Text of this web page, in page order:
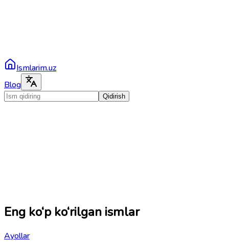
Ismlarim.uz
Blog
Qidirish
Eng ko‘p ko‘rilgan ismlar
Ayollar